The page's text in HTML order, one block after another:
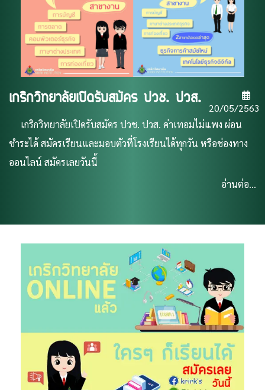
เกริกวิทยาลัยเปิดรับสมัคร ปวช. ปวส.
20/05/2563
เกริกวิทยาลัยเปิดรับสมัคร ปวช. ปวส. ค่าเทอมไม่แพง ผ่อน
ชำระได้ สมัครเรียนและมอบตัวที่โรงเรียนได้ทุกวัน หรือช่องทาง
ออนไลน์ สมัครเลยวันนี้
อ่านต่อ...